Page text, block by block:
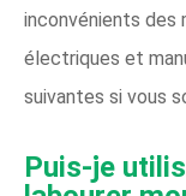
inconvénients
électriques et
suivantes si vous
Puis-je